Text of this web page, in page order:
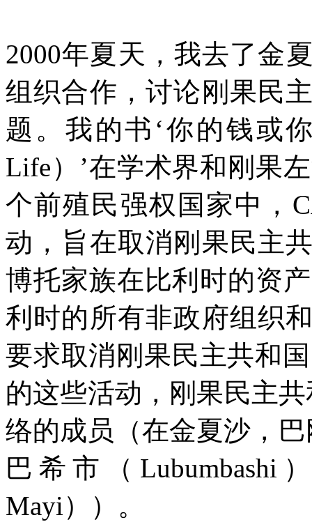
2000年夏天，我去了金
组织合作，讨论刚果民
题。我的书‘你的钱或
Life）’在学术界和刚果
个前殖民强权国家中，
动，旨在取消刚果民主
博托家族在比利时的资产
利时的所有非政府组织
要求取消刚果民主共和
的这些活动，刚果民主
络的成员（在金夏沙，
巴希市（ Lubumbashi
Mayi））。